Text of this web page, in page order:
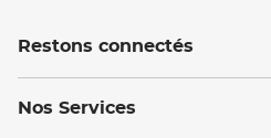
Restons connectés
Nos Services